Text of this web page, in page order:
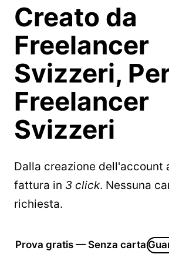
Creato da
Freelancer
Svizzeri,
Freelancer
Svizzeri
Dalla creazione dell'account
fattura in 3 click. Nessuna
richiesta.
Prova gratis — Senza carta